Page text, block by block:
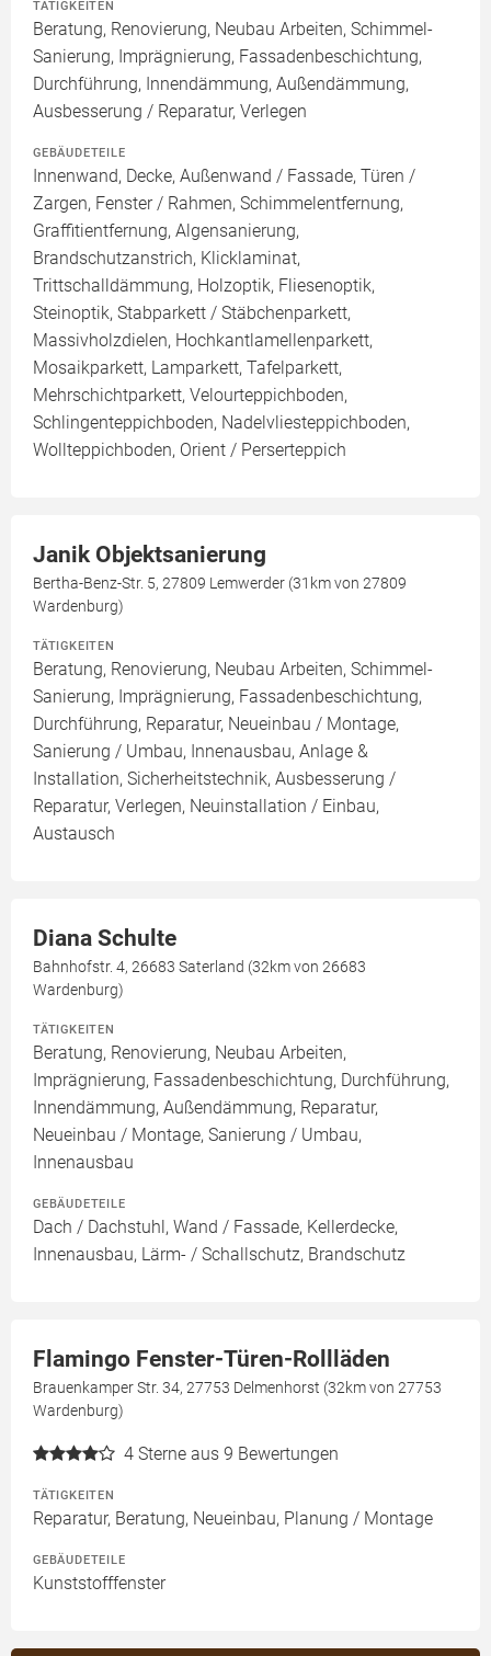
TÄTIGKEITEN
Beratung, Renovierung, Neubau Arbeiten, Schimmel-
Sanierung, Imprägnierung, Fassadenbeschichtung,
Durchführung, Innendämmung, Außendämmung,
Ausbesserung / Reparatur, Verlegen
GEBÄUDETEILE
Innenwand, Decke, Außenwand / Fassade, Türen /
Zargen, Fenster / Rahmen, Schimmelentfernung,
Graffitientfernung, Algensanierung,
Brandschutzanstrich, Klicklaminat,
Trittschalldämmung, Holzoptik, Fliesenoptik,
Steinoptik, Stabparkett / Stäbchenparkett,
Massivholzdielen, Hochkantlamellenparkett,
Mosaikparkett, Lamparkett, Tafelparkett,
Mehrschichtparkett, Velourteppichboden,
Schlingenteppichboden, Nadelvliesteppichboden,
Wollteppichboden, Orient / Perserteppich
Janik Objektsanierung
Bertha-Benz-Str. 5, 27809 Lemwerder (31km von 27809
Wardenburg)
TÄTIGKEITEN
Beratung, Renovierung, Neubau Arbeiten, Schimmel-
Sanierung, Imprägnierung, Fassadenbeschichtung,
Durchführung, Reparatur, Neueinbau / Montage,
Sanierung / Umbau, Innenausbau, Anlage &
Installation, Sicherheitstechnik, Ausbesserung /
Reparatur, Verlegen, Neuinstallation / Einbau,
Austausch
Diana Schulte
Bahnhofstr. 4, 26683 Saterland (32km von 26683
Wardenburg)
TÄTIGKEITEN
Beratung, Renovierung, Neubau Arbeiten,
Imprägnierung, Fassadenbeschichtung, Durchführung,
Innendämmung, Außendämmung, Reparatur,
Neueinbau / Montage, Sanierung / Umbau,
Innenausbau
GEBÄUDETEILE
Dach / Dachstuhl, Wand / Fassade, Kellerdecke,
Innenausbau, Lärm- / Schallschutz, Brandschutz
Flamingo Fenster-Türen-Rollläden
Brauenkamper Str. 34, 27753 Delmenhorst (32km von 27753
Wardenburg)
4 Sterne aus 9 Bewertungen
TÄTIGKEITEN
Reparatur, Beratung, Neueinbau, Planung / Montage
GEBÄUDETEILE
Kunststofffenster